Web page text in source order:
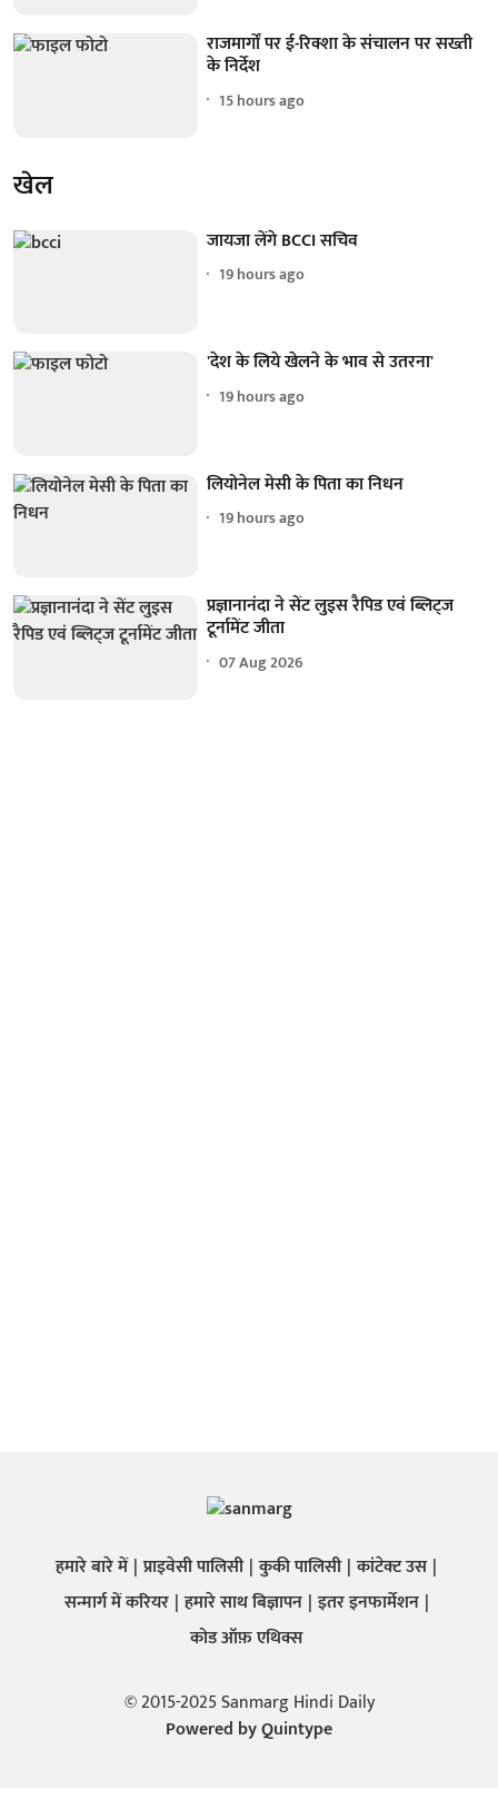
राजमार्गों पर ई-रिक्शा के संचालन पर सख्ती
के निर्देश
15 hours ago
खेल
जायजा लेंगे BCCI सचिव
19 hours ago
'देश के लिये खेलने के भाव से उतरना'
19 hours ago
लियोनेल मेसी के पिता का निधन
19 hours ago
प्रज्ञानानंदा ने सेंट लुइस रैपिड एवं ब्लिट्ज
टूर्नामेंट जीता
07 Aug 2026
हमारे बारे में प्राइवेसी पालिसी कुकी पालिसी कांटेक्ट उस
सन्मार्ग में करियर हमारे साथ बिज्ञापन इतर इनफार्मेशन
कोड ऑफ़ एथिक्स
© 2015-2025 Sanmarg Hindi Daily
Powered byQuintype